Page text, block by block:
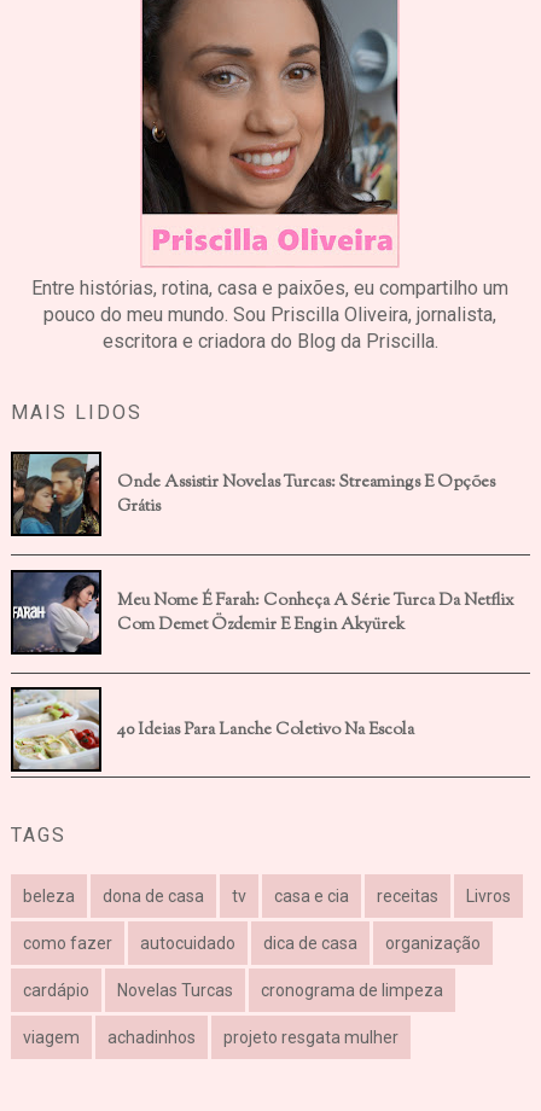
Entre histórias, rotina, casa e paixões, eu compartilho um
pouco do meu mundo. Sou Priscilla Oliveira, jornalista,
escritora e criadora do Blog da Priscilla.
MAIS LIDOS
Onde Assistir Novelas Turcas: Streamings E Opções
Grátis
Meu Nome É Farah: Conheça A Série Turca Da Netflix
Com Demet Özdemir E Engin Akyürek
40 Ideias Para Lanche Coletivo Na Escola
TAGS
beleza dona de casa tv casa e cia receitas Livros
como fazer autocuidado dica de casa organização
cardápio Novelas Turcas cronograma de limpeza
viagem achadinhos projeto resgata mulher